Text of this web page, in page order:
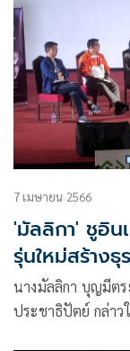
7 เมษายน 2566
'มัลลิกา' ชูอิน
รุ่นใหม่สร้าง
นางมัลลิกา บุญมีตระกูล มหาสุข ผู้สมั
ประชาธิปัตย์ กล่าว